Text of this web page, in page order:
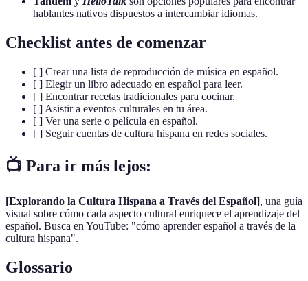
hablantes nativos dispuestos a intercambiar idiomas.
Checklist antes de comenzar
[ ] Crear una lista de reproducción de música en español.
[ ] Elegir un libro adecuado en español para leer.
[ ] Encontrar recetas tradicionales para cocinar.
[ ] Asistir a eventos culturales en tu área.
[ ] Ver una serie o película en español.
[ ] Seguir cuentas de cultura hispana en redes sociales.
📺 Para ir más lejos:
[Explorando la Cultura Hispana a Través del Español], una guía
visual sobre cómo cada aspecto cultural enriquece el aprendizaje del
español. Busca en YouTube: "cómo aprender español a través de la
cultura hispana".
Glossario